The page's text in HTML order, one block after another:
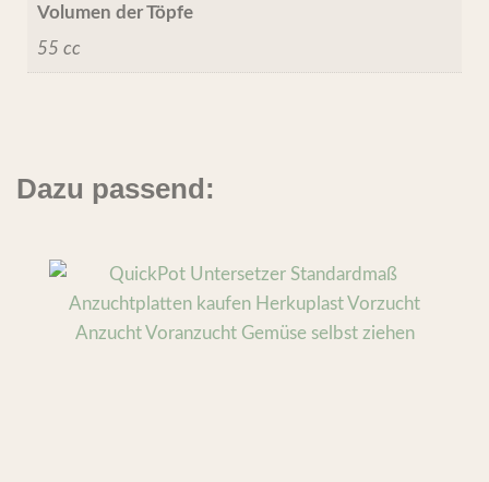
Volumen der Töpfe
55 cc
Dazu passend: